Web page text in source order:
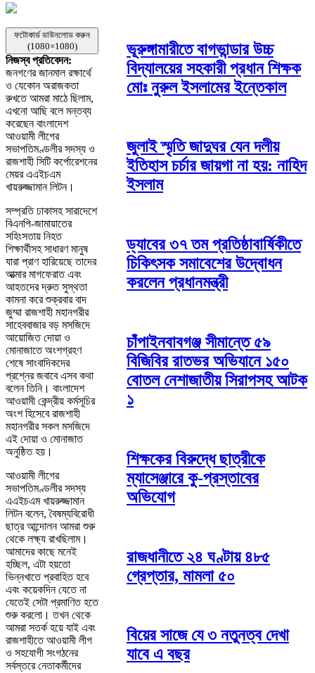
ফটোকার্ড ডাউনলোড করুন
(1080×1080)
নিজস্ব প্রতিবেদন:
জনগণের জানমাল রক্ষার্থে
ও যেকোন অরাজকতা
রুখতে আমরা মাঠে ছিলাম,
এখনো আছি বলে মন্তব্য
করেছেন বাংলাদেশ
আওয়ামী লীগের
সভাপতিমণ্ডলীর সদস্য ও
রাজশাহী সিটি কর্পোরেশনের
মেয়র এএইচএম
খায়রুজ্জামান লিটন।
সম্প্রতি ঢাকাসহ সারাদেশে
বিএনপি-জামায়াতের
সহিংসতায় নিহত
শিক্ষার্থীসহ সাধারণ মানুষ
যারা প্রাণ হারিয়েছে তাদের
আত্মার মাগফেরাত এবং
আহতদের দ্রুত সুস্থতা
কামনা করে শুক্রবার বাদ
জুম্মা রাজশাহী মহানগরীর
সাহেববাজার বড় মসজিদে
আয়োজিত দোয়া ও
মোনাজাতে অংশগ্রহণ
শেষে সাংবাদিকদের
প্রশ্নের জবাবে এসব কথা
বলেন তিনি। বাংলাদেশ
আওয়ামী কেন্দ্রীয় কর্মসূচির
অংশ হিসেবে রাজশাহী
মহানগরীর সকল মসজিদে
এই দোয়া ও মোনাজাত
অনুষ্ঠিত হয়।
আওয়ামী লীগের
সভাপতিমণ্ডলীর সদস্য
এএইচএম খায়রুজ্জামান
লিটন বলেন, বৈষম্যবিরোধী
ছাত্র আন্দোলন আমরা শুরু
থেকে লক্ষ্য রাখছিলাম।
আমাদের কাছে মনেই
হচ্ছিল, এটা হয়তো
ভিন্নখাতে প্রবাহিত হবে
এবং কয়েকদিন যেতে না
যেতেই সেটা প্রমাণিত হতে
শুরু করলো। তখন থেকে
আমরা সতর্ক হয়ে যাই এবং
রাজশাহীতে আওয়ামী লীগ
ও সহযোগী সংগঠনের
সর্বস্তরে নেতাকর্মীদের
ভূরুঙ্গামারীতে বাগভান্ডার উচ্চ
বিদ্যালয়ের সহকারী প্রধান শিক্ষক
মোঃ নুরুল ইসলামের ইন্তেকাল
জুলাই স্মৃতি জাদুঘর যেন দলীয়
ইতিহাস চর্চার জায়গা না হয়: নাহিদ
ইসলাম
ড্যাবের ৩৭ তম প্রতিষ্ঠাবার্ষিকীতে
চিকিৎসক সমাবেশের উদ্বোধন
করলেন প্রধানমন্ত্রী
চাঁপাইনবাবগঞ্জ সীমান্তে ৫৯
বিজিবির রাতভর অভিযানে ১৫০
বোতল নেশাজাতীয় সিরাপসহ আটক
১
শিক্ষকের বিরুদ্ধে ছাত্রীকে
ম্যাসেঞ্জারে কু-প্রস্তাবের
অভিযোগ
রাজধানীতে ২৪ ঘণ্টায় ৪৮৫
গ্রেপ্তার, মামলা ৫০
বিয়ের সাজে যে ৩ নতুনত্ব দেখা
যাবে এ বছর